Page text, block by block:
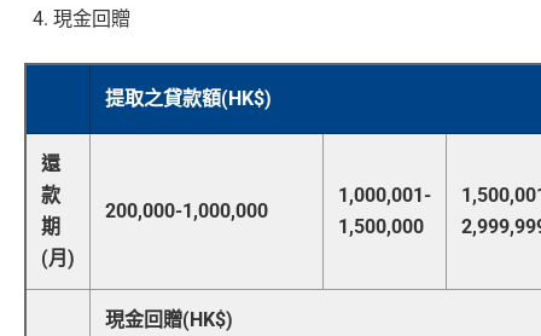
現金回贈
提取之貸款額(HK$)
還
款
期
(月)
200,000-1,000,000
1,000,001-
1,500,000
現金回贈(HK$)